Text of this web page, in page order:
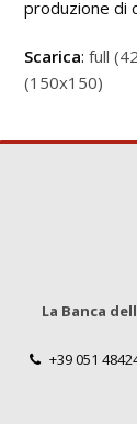
produzione di
Scarica:full
(150x150)
La Banca
+39 051